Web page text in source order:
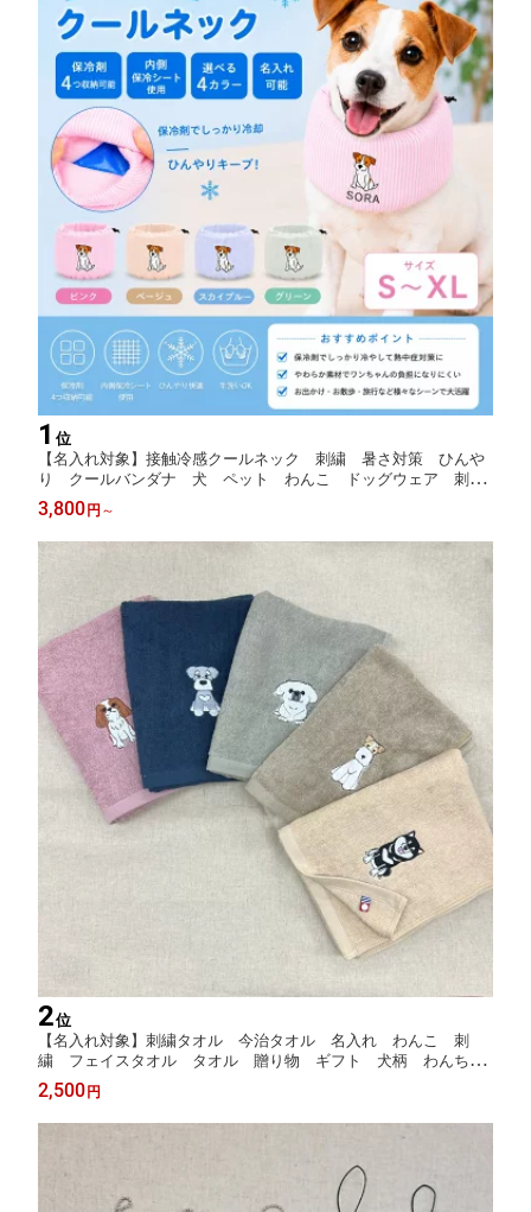
1 位
【名入れ対象】接触冷感クールネック 刺繍 暑さ対策 ひんや
り クールバンダナ 犬 ペット わんこ ドッグウェア 刺繍
ウェア 犬服 スヌード WAN LIFE wan life ワンライフ【T
V番組ええじゃないか！メディア掲載】【国内生産】 保冷剤収
納可
3,800円 ～
2位
【名入れ対象】刺繍タオル 今治タオル 名入れ わんこ 刺
繍 フェイスタオル タオル 贈り物 ギフト 犬柄 わんちゃ
ん ピンク ネイビー ベージュ グレー ブラウン WAN LIF
E wan life ワンライフ【TV番組ええじゃないか！メディア掲
載】
2,500円